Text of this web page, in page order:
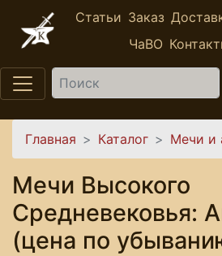
Перейти к основному содержанию
Статьи Заказ
ЧаВО
Найти
Вы здесь
Главная Каталог Мечи и
Мечи Высокого
Средневековья:
(цена по